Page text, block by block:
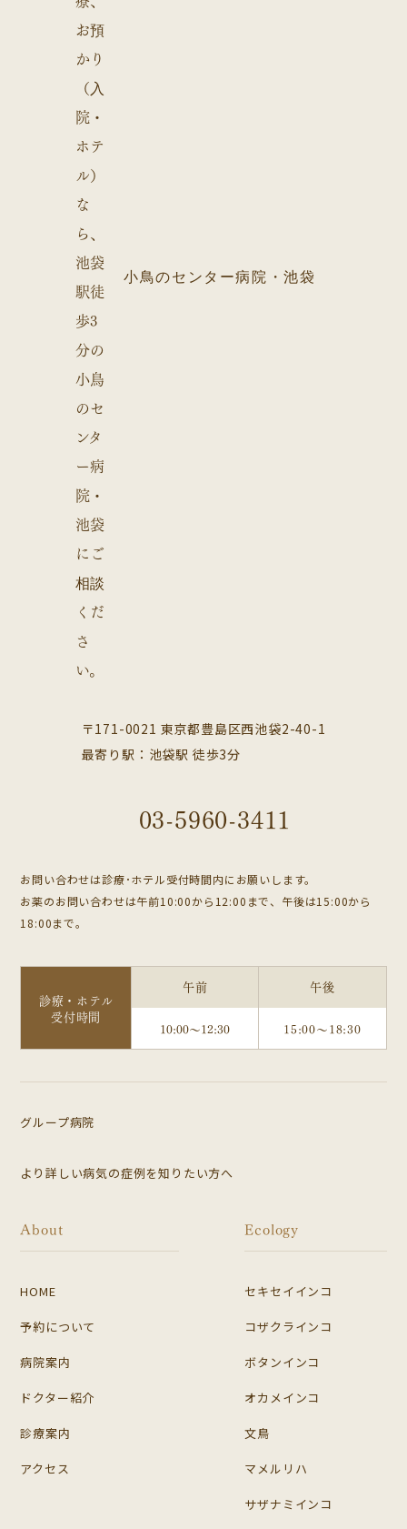
小鳥のセンター病院・池袋
〒171-0021 東京都豊島区西池袋2-40-1
最寄り駅：池袋駅 徒歩3分
03-5960-3411
お問い合わせは診療･ホテル受付時間内にお願いします。
お薬のお問い合わせは午前10:00から12:00まで、午後は15:00から
18:00まで。
診療・ホテル
受付時間
午前 午後
10:00～12:30 15:00～18:30
グループ病院
より詳しい病気の症例を知りたい方へ
About
HOME
予約について
病院案内
ドクター紹介
診療案内
アクセス
Ecology
セキセイインコ
コザクラインコ
ボタンインコ
オカメインコ
文鳥
マメルリハ
サザナミインコ